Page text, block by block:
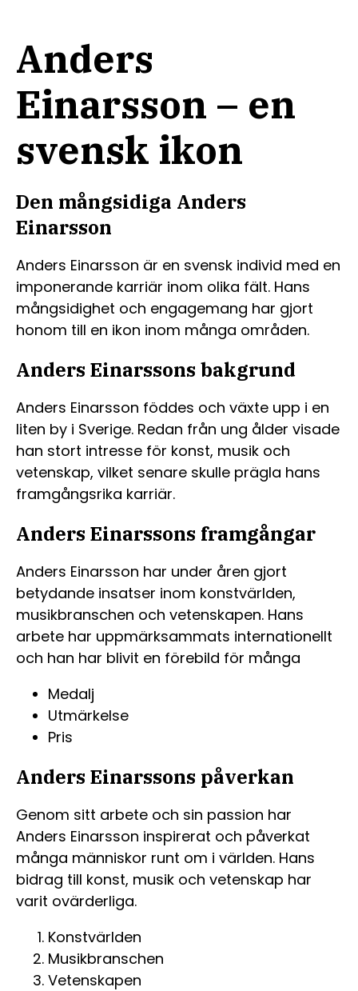
Anders
Einarsson – en
svensk ikon
Den mångsidiga Anders
Einarsson
Anders Einarsson är en svensk individ med en
imponerande karriär inom olika fält. Hans
mångsidighet och engagemang har gjort
honom till en ikon inom många områden.
Anders Einarssons bakgrund
Anders Einarsson föddes och växte upp i en
liten by i Sverige. Redan från ung ålder visade
han stort intresse för konst, musik och
vetenskap, vilket senare skulle prägla hans
framgångsrika karriär.
Anders Einarssons framgångar
Anders Einarsson har under åren gjort
betydande insatser inom konstvärlden,
musikbranschen och vetenskapen. Hans
arbete har uppmärksammats internationellt
och han har blivit en förebild för många
Medalj
Utmärkelse
Pris
Anders Einarssons påverkan
Genom sitt arbete och sin passion har
Anders Einarsson inspirerat och påverkat
många människor runt om i världen. Hans
bidrag till konst, musik och vetenskap har
varit ovärderliga.
Konstvärlden
Musikbranschen
Vetenskapen